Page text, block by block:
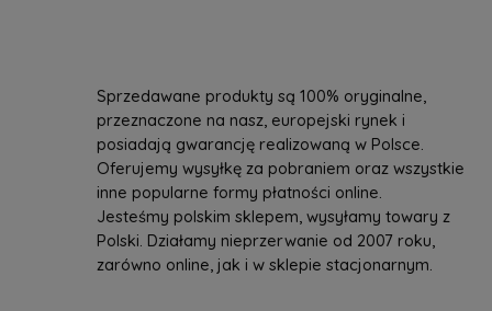
Sprzedawane produkty są 100% oryginalne,
przeznaczone na nasz, europejski rynek i
posiadają gwarancję realizowaną w Polsce.
Oferujemy wysyłkę za pobraniem oraz wszystkie
inne popularne formy płatności online.
Jesteśmy polskim sklepem, wysyłamy towary z
Polski. Działamy nieprzerwanie od 2007 roku,
zarówno online, jak i w sklepie stacjonarnym.